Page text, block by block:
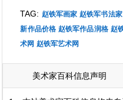
TAG: 赵铁军画家 赵铁军书法家
新作品价格 赵铁军作品润格 赵
术网 赵铁军艺术网
美术家百科信息声明